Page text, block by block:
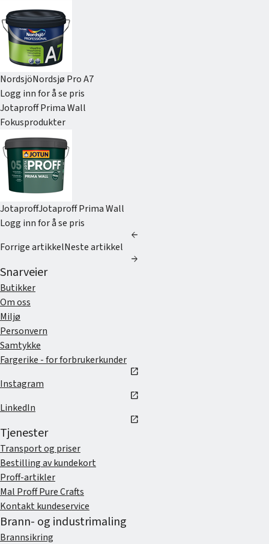
NordsjöNordsjø Pro A7
Logg inn for å se pris
Jotaproff Prima Wall
Fokusprodukter
JotaproffJotaproff Prima Wall
Logg inn for å se pris
arrow_back
Forrige artikkelNeste artikkel
arrow_forward
Snarveier
Butikker
Om oss
Miljø
Personvern
Samtykke
Fargerike - for forbrukerkunder
open_in_new
Instagram
open_in_new
LinkedIn
open_in_new
Tjenester
Transport og priser
Bestilling av kundekort
Proff-artikler
Mal Proff Pure Crafts
Kontakt kundeservice
Brann- og industrimaling
Brannsikring